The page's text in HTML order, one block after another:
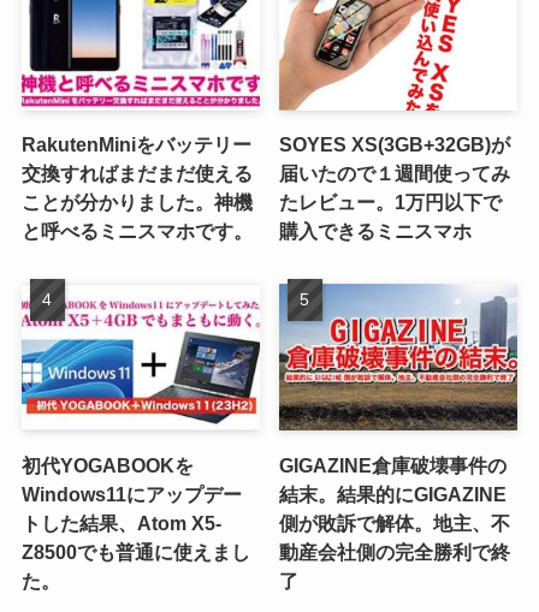
RakutenMiniをバッテリー
交換すればまだまだ使える
ことが分かりました。神機
と呼べるミニスマホです。
SOYES XS(3GB+32GB)が
届いたので１週間使ってみ
たレビュー。1万円以下で
購入できるミニスマホ
初代YOGABOOKを
Windows11にアップデー
トした結果、Atom X5-
Z8500でも普通に使えまし
た。
GIGAZINE倉庫破壊事件の
結末。結果的にGIGAZINE
側が敗訴で解体。地主、不
動産会社側の完全勝利で終
了